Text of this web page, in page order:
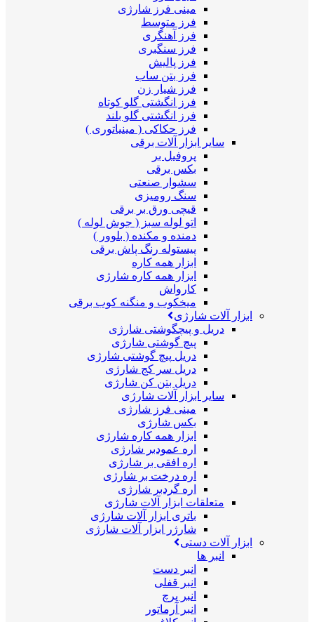
مینی فرز شارژی
فرز متوسط
فرز آهنگری
فرز سنگبری
فرز پالیش
فرز بتن ساب
فرز شیار زن
فرز انگشتی گلو کوتاه
فرز انگشتی گلو بلند
فرز حکاکی ( مینیاتوری )
سایر ابزار آلات برقی
پروفیل بر
بکس برقی
سشوار صنعتی
سنگ رومیزی
قیچی ورق بر برقی
اتو لوله سبز ( جوش لوله )
دمنده و مکنده ( بلوور )
پیستوله رنگ پاش برقی
ابزار همه کاره
ابزار همه کاره شارژی
کارواش
میخکوب و منگنه کوب برقی
ابزار آلات شارژی
دریل و پیچگوشتی شارژی
پیچ گوشتی شارژی
دریل پیچ گوشتی شارژی
دریل سر کج شارژی
دریل بتن کن شارژی
سایر ابزار آلات شارژی
مینی فرز شارژی
بکس شارژی
ابزار همه کاره شارژی
اره عمودبر شارژی
اره افقی بر شارژی
اره درخت بر شارژی
اره گردبر شارژی
متعلقات ابزار آلات شارژی
باتری ابزار آلات شارژی
شارژر ابزار آلات شارژی
ابزار آلات دستی
انبر ها
انبر دست
انبر قفلی
انبر پرچ
انبر آرماتور